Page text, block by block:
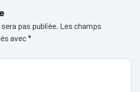
pas publiée. Les champs
avec*